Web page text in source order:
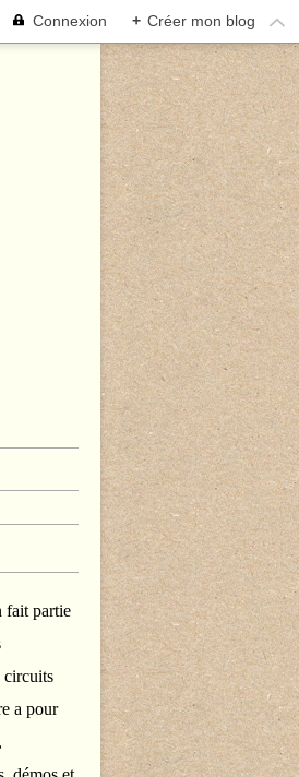
Connexion + Créer mon blog
fait partie
circuits
a pour